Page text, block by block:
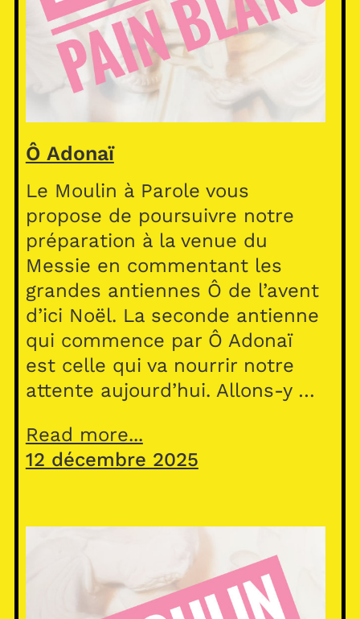
Ô Adonaï
Le Moulin à Parole vous
propose de poursuivre notre
préparation à la venue du
Messie en commentant les
grandes antiennes Ô de l’avent
d’ici Noël. La seconde antienne
qui commence par Ô Adonaï
est celle qui va nourrir notre
attente aujourd’hui. Allons-y …
Read more...
12 décembre 2025